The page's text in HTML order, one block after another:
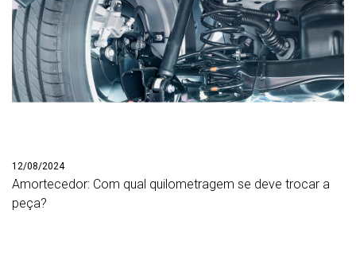
12/08/2024
Amortecedor: Com qual quilometragem se deve trocar a
peça?